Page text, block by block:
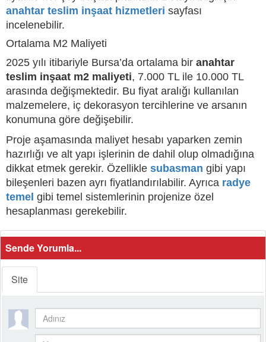
anahtar teslim inşaat hizmetleri sayfası
incelenebilir.
Ortalama M2 Maliyeti
2025 yılı itibariyle Bursa’da ortalama bir anahtar
teslim inşaat m2 maliyeti, 7.000 TL ile 10.000 TL
arasında değişmektedir. Bu fiyat aralığı kullanılan
malzemelere, iç dekorasyon tercihlerine ve arsanın
konumuna göre değişebilir.
Proje aşamasında maliyet hesabı yaparken zemin
hazırlığı ve alt yapı işlerinin de dahil olup olmadığına
dikkat etmek gerekir. Özellikle subasman gibi yapı
bileşenleri bazen ayrı fiyatlandırılabilir. Ayrıca radye
temel gibi temel sistemlerinin projenize özel
hesaplanması gerekebilir.
Sende Yorumla...
Site